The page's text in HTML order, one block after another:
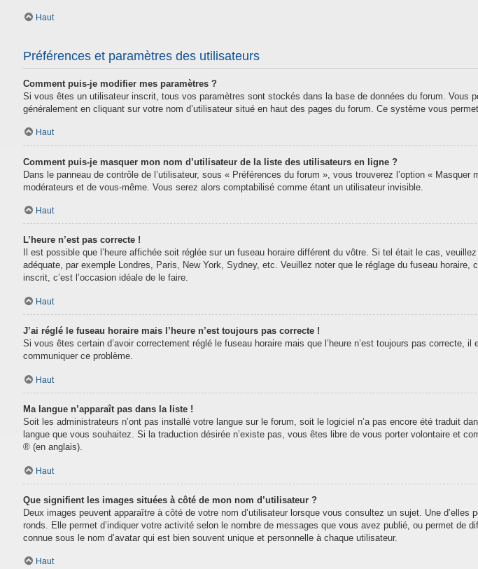
Haut
Préférences et paramètres des utilisateurs
Comment puis-je modifier mes paramètres ?
Si vous êtes un utilisateur inscrit, tous vos paramètres sont stockés dans la base de données du forum. Vous
généralement en cliquant sur votre nom d’utilisateur situé en haut des pages du forum. Ce système vous
Haut
Comment puis-je masquer mon nom d’utilisateur de la liste des utilisateurs en ligne ?
Dans le panneau de contrôle de l’utilisateur, sous « Préférences du forum », vous trouverez l’option «
modérateurs et de vous-même. Vous serez alors comptabilisé comme étant un utilisateur invisible.
Haut
L’heure n’est pas correcte !
Il est possible que l’heure affichée soit réglée sur un fuseau horaire différent du vôtre. Si tel était le cas,
adéquate, par exemple Londres, Paris, New York, Sydney, etc. Veuillez noter que le réglage du fuseau
inscrit, c’est l’occasion idéale de le faire.
Haut
J’ai réglé le fuseau horaire mais l’heure n’est toujours pas correcte !
Si vous êtes certain d’avoir correctement réglé le fuseau horaire mais que l’heure n’est toujours pas correcte,
communiquer ce problème.
Haut
Ma langue n’apparaît pas dans la liste !
Soit les administrateurs n’ont pas installé votre langue sur le forum, soit le logiciel n’a pas encore été traduit
langue que vous souhaitez. Si la traduction désirée n’existe pas, vous êtes libre de vous porter volontaire et
® (en anglais).
Haut
Que signifient les images situées à côté de mon nom d’utilisateur ?
Deux images peuvent apparaître à côté de votre nom d’utilisateur lorsque vous consultez un sujet. Une
ronds. Elle permet d’indiquer votre activité selon le nombre de messages que vous avez publié, ou permet de
connue sous le nom d’avatar qui est bien souvent unique et personnelle à chaque utilisateur.
Haut